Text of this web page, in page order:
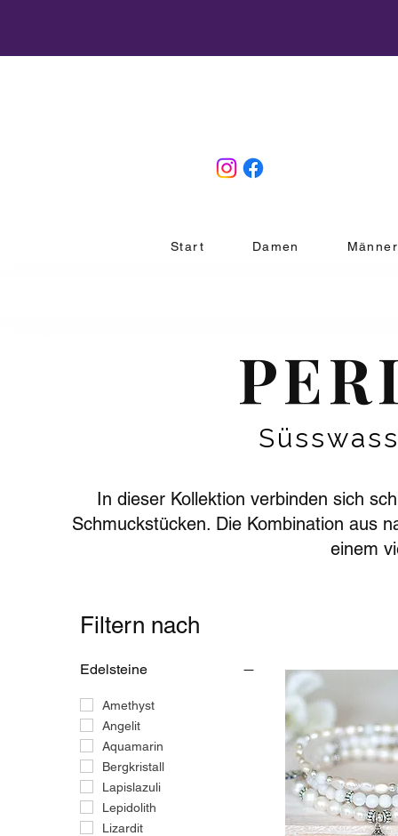
Start Damen Männer
In dieser Kollektion verbinden sich
Schmuckstücken. Die Kombination aus
einem
Filtern nach
Edelsteine
Amethyst
Angelit
Aquamarin
Bergkristall
Lapislazuli
Lepidolith
Lizardit